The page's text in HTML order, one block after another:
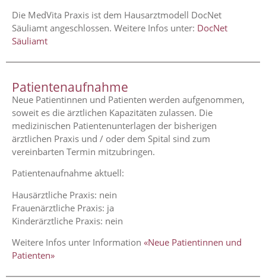
Die MedVita Praxis ist dem Hausarztmodell DocNet
Säuliamt angeschlossen. Weitere Infos unter: DocNet
Säuliamt
Patientenaufnahme
Neue Patientinnen und Patienten werden aufgenommen,
soweit es die ärztlichen Kapazitäten zulassen. Die
medizinischen Patientenunterlagen der bisherigen
ärztlichen Praxis und / oder dem Spital sind zum
vereinbarten Termin mitzubringen.
Patientenaufnahme aktuell:
Hausärztliche Praxis: nein
Frauenärztliche Praxis: ja
Kinderärztliche Praxis: nein
Weitere Infos unter Information «Neue Patientinnen und
Patienten»